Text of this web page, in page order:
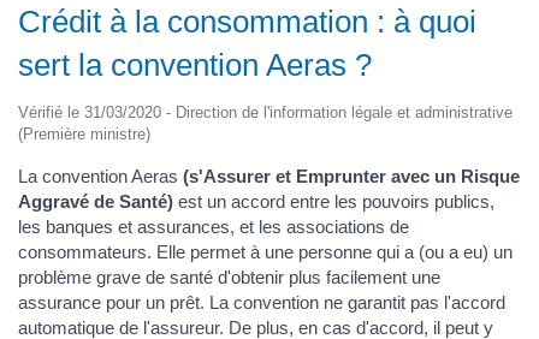
Crédit à la consommation : à quoi
sert la convention Aeras ?
Vérifié le 31/03/2020 - Direction de l'information légale et administrative
(Première ministre)
La convention Aeras (s'Assurer et Emprunter avec un Risque
Aggravé de Santé) est un accord entre les pouvoirs publics,
les banques et assurances, et les associations de
consommateurs. Elle permet à une personne qui a (ou a eu) un
problème grave de santé d'obtenir plus facilement une
assurance pour un prêt. La convention ne garantit pas l'accord
automatique de l'assureur. De plus, en cas d'accord, il peut y